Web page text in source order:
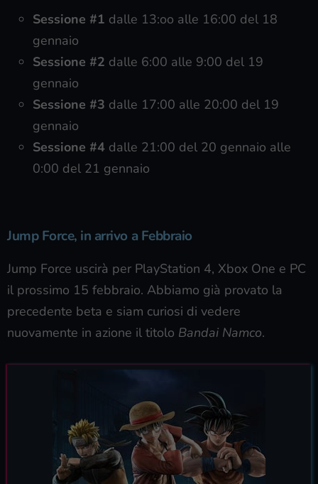
Sessione #1 dalle 13:oo alle 16:00 del 18
gennaio
Sessione #2 dalle 6:00 alle 9:00 del 19
gennaio
Sessione #3 dalle 17:00 alle 20:00 del 19
gennaio
Sessione #4 dalle 21:00 del 20 gennaio alle
0:00 del 21 gennaio
Jump Force, in arrivo a Febbraio
Jump Force uscirà per PlayStation 4, Xbox One e PC
il prossimo 15 febbraio. Abbiamo già provato la
precedente beta e siam curiosi di vedere
nuovamente in azione il titolo Bandai Namco.